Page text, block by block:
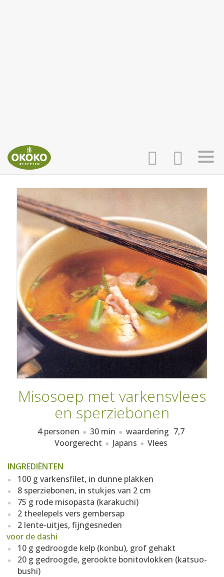
INLOGGEN
AANMELDEN
HOME
RECEPTEN
WEEKMENU'S
KOOKBOEKEN
Misosoep met varkensvlees
en sperziebonen
4 personen 30 min waardering 7,7
Voorgerecht
Japans Vlees
INGREDIËNTEN
100 g varkensfilet, in dunne plakken
8 sperziebonen, in stukjes van 2 cm
75 g rode misopasta (karakuchi)
2 theelepels vers gembersap
2 lente-uitjes, fijngesneden
voor de dashi
10 g gedroogde kelp (konbu), grof gehakt
20 g gedroogde, gerookte bonitovlokken (katsuo-
bushi)